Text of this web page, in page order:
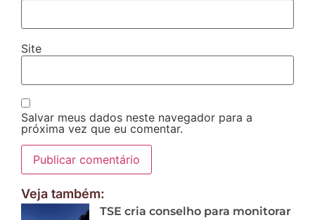
Site
Salvar meus dados neste navegador para a
próxima vez que eu comentar.
Veja também:
TSE cria conselho para monitorar